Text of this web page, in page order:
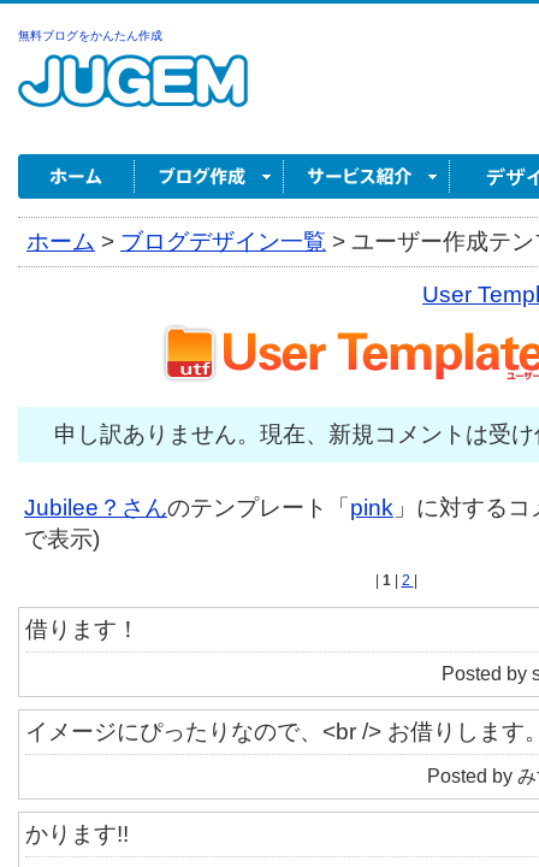
無料ブログをかんたん作成
ホーム > ブログデザイン一覧 > ユーザー作成テ
User
申し訳ありません。現在、新規コメントは受
Jubilee？さんのテンプレート「 pink 」に対する
で表示)
1 2
借ります！
Posted by
イメージにぴったりなので、<br /> お借りします
Posted by
かります!!